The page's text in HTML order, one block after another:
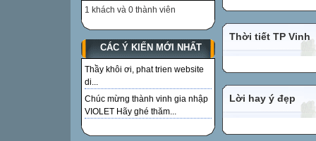
1 khách và 0 thành viên
CÁC Ý KIẾN MỚI NHẤT
Thầy khôi ơi, phat trien website
di...
Chúc mừng thành vinh gia nhập
VIOLET Hãy ghé thăm...
Thời tiết TP Vinh
Lời hay ý đẹp